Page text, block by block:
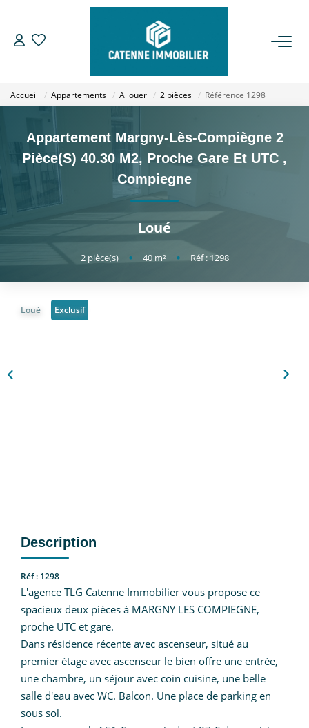
LOUER
ESTIMER
GESTION
NOTRE AGENCE
Accueil Appartements A louer 2 pièces Référence 1298
Appartement Margny-Lès-Compiègne 2
Pièce(s) 40.30 M2, Proche Gare Et UTC ,
Compiegne
Loué
2pièce(s) • 40m² • Réf : 1298
Loué Exclusif
Description
Réf : 1298
L'agence TLG Catenne Immobilier vous propose ce
spacieux deux pièces à MARGNY LES COMPIEGNE,
proche UTC et gare.
Dans résidence récente avec ascenseur, situé au
premier étage avec ascenseur le bien offre une entrée,
une chambre, un séjour avec coin cuisine, une belle
salle d'eau avec WC. Balcon. Une place de parking en
sous sol.